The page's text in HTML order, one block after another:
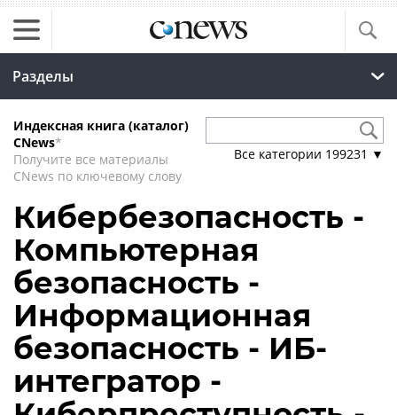
Разделы
Индексная книга (каталог)
CNews*
Получите все материалы
CNews по ключевому слову
Все категории 199231 ▼
Кибербезопасность -
Компьютерная
безопасность -
Информационная
безопасность - ИБ-
интегратор -